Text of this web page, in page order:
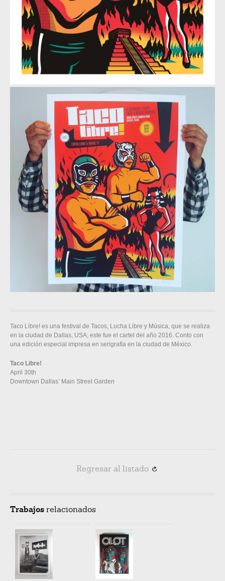
Taco Libre! es una festival de Tacos, Lucha Libre y Música, que se realiza
en la ciudad de Dallas, USA, este fue el cartel del año 2016. Conto con
una edición especial impresa en serigrafía en la ciudad de México.
Taco Libre!
April 30th
Downtown Dallas’ Main Street Garden
Regresar al listado R
Trabajosrelacionados